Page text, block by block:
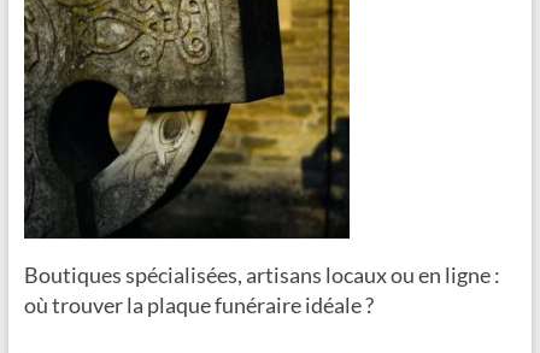
Boutiques spécialisées, artisans locaux ou en ligne :
où trouver la plaque funéraire idéale ?